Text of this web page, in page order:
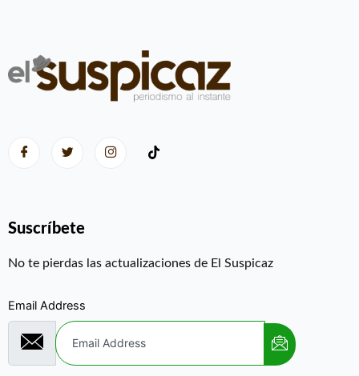
Suscríbete
No te pierdas las actualizaciones de El Suspicaz
Email Address